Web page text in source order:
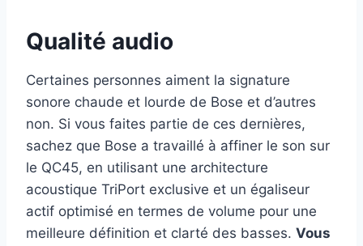
Qualité audio
Certaines personnes aiment la signature
sonore chaude et lourde de Bose et d’autres
non. Si vous faites partie de ces dernières,
sachez que Bose a travaillé à affiner le son sur
le QC45, en utilisant une architecture
acoustique TriPort exclusive et un égaliseur
actif optimisé en termes de volume pour une
meilleure définition et clarté des basses. Vous